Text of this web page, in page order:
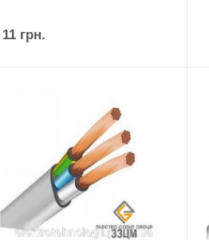
11грн.